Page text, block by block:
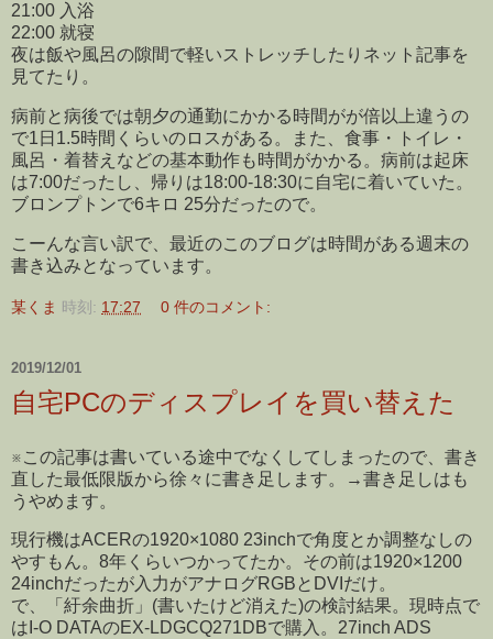
21:00 入浴
22:00 就寝
夜は飯や風呂の隙間で軽いストレッチしたりネット記事を
見てたり。
病前と病後では朝夕の通勤にかかる時間がが倍以上違うの
で1日1.5時間くらいのロスがある。また、食事・トイレ・
風呂・着替えなどの基本動作も時間がかかる。病前は起床
は7:00だったし、帰りは18:00-18:30に自宅に着いていた。
ブロンプトンで6キロ 25分だったので。
こーんな言い訳で、最近のこのブログは時間がある週末の
書き込みとなっています。
某くま 時刻: 17:27 0 件のコメント:
2019/12/01
自宅PCのディスプレイを買い替えた
※この記事は書いている途中でなくしてしまったので、書き
直した最低限版から徐々に書き足します。→書き足しはも
うやめます。
現行機はACERの1920×1080 23inchで角度とか調整なしの
やすもん。8年くらいつかってたか。その前は1920×1200
24inchだったが入力がアナログRGBとDVIだけ。
で、「紆余曲折」(書いたけど消えた)の検討結果。現時点で
はI-O DATAのEX-LDGCQ271DBで購入。27inch ADS